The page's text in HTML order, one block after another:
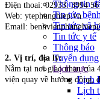
Thông tin
Tin tức
Tin tức xã
Tin tức y tế
Thông báo
Tuyển dụng
Lịch trực
Lịch
Lịch
Điện thoai: 02933. 3994
Web: ytephunghiep.vn
Email:
2. Vị trí, địa lý:
Nằm tại nơi giao nhau của
viện quay về hướng đông,